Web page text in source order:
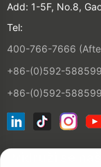
Add: 1-5F, No.8,
Tel:
400-766-7666
+86-(0)592-
+86-(0)592-